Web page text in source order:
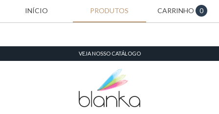
INÍCIO PRODUTOS CARRINHO 0
VEJA NOSSO CATÁLOGO